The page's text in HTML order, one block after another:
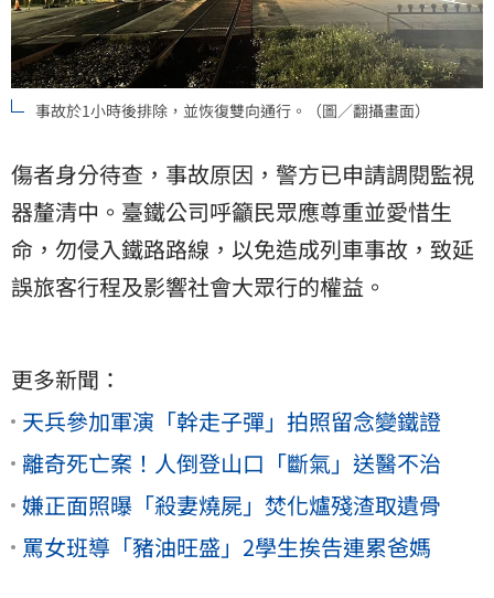
事故於1小時後排除，並恢復雙向通行。（圖／翻攝畫面）
傷者身分待查，事故原因，警方已申請調閱監視
器釐清中。臺鐵公司呼籲民眾應尊重並愛惜生
命，勿侵入鐵路路線，以免造成列車事故，致延
誤旅客行程及影響社會大眾行的權益。
更多新聞：
天兵參加軍演「幹走子彈」拍照留念變鐵證
離奇死亡案！人倒登山口「斷氣」送醫不治
嫌正面照曝「殺妻燒屍」焚化爐殘渣取遺骨
罵女班導「豬油旺盛」2學生挨告連累爸媽